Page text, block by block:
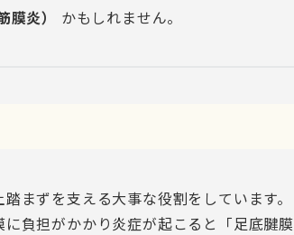
炎） かもしれません。
まずを支える大事な役割をしています。
負担がかかり炎症が起こると「足底腱膜